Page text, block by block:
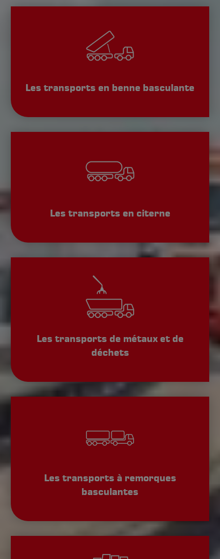
Les transports en benne basculante
Les transports en citerne
Les transports de métaux et de
déchets
Les transports à remorques
basculantes